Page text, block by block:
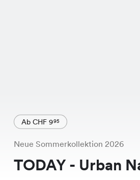
Ab CHF 995
Neue Sommerkollektion 2026
TODAY - Urban